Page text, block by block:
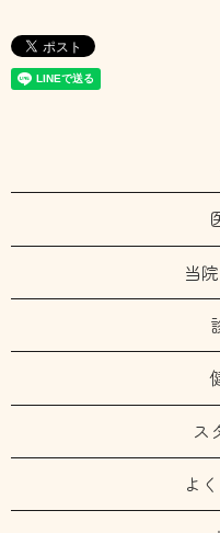
当
ス
よ